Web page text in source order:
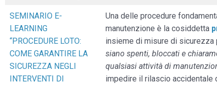
SEMINARIO E-
LEARNING
“PROCEDURE LOTO:
COME GARANTIRE LA
SICUREZZA NEGLI
INTERVENTI DI
Una delle procedure
manutenzione è la cosiddetta
insieme di misure di sicurezza
siano spenti, bloccati e
qualsiasi attività di
impedire il rilascio accidentale